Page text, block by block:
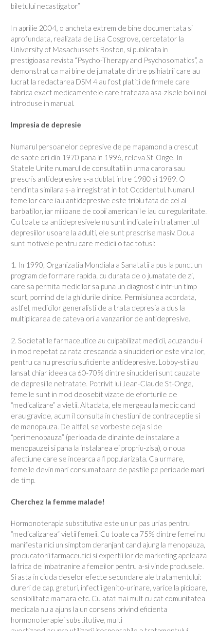
biletului necastigator”
In aprilie 2004, o ancheta extrem de bine documentata si
aprofundata, realizata de Lisa Cosgrove, cercetator la
University of Masachussets Boston, si publicata in
prestigioasa revista “Psycho-Therapy and Psychosomatics”, a
demonstrat ca mai bine de jumatate dintre psihiatrii care au
lucrat la redactarea DSM 4 au fost platiti de firmele care
fabrica exact medicamentele care trateaza asa-zisele boli noi
introduse in manual.
Impresia de depresie
Numarul persoanelor depresive de pe mapamond a crescut
de sapte ori din 1970 pana in 1996, releva St-Onge. In
Statele Unite numarul de consultatii in urma carora sau
prescris antidepresive s-a dublat intre 1980 si 1989. O
tendinta similara s-a inregistrat in tot Occidentul. Numarul
femeilor care iau antidepresive este triplu fata de cel al
barbatilor, iar milioane de copii americani le iau cu regularitate.
Cu toate ca antidepresivele nu sunt indicate in tratamentul
depresiilor usoare la adulti, ele sunt prescrise masiv. Doua
sunt motivele pentru care medicii o fac totusi:
1. In 1990, Organizatia Mondiala a Sanatatii a pus la punct un
program de formare rapida, cu durata de o jumatate de zi,
care sa permita medicilor sa puna un diagnostic intr-un timp
scurt, pornind de la ghidurile clinice. Permisiunea acordata,
astfel, medicilor generalisti de a trata depresia a dus la
multiplicarea de cateva ori a vanzarilor de antidepresive.
2. Societatile farmaceutice au culpabilizat medicii, acuzandu-i
in mod repetat ca rata crescanda a sinuciderilor este vina lor,
pentru ca nu prescriu suficiente antidepresive. Lobby-stii au
lansat chiar ideea ca 60-70% dintre sinucideri sunt cauzate
de depresiile netratate. Potrivit lui Jean-Claude St-Onge,
femeile sunt in mod deosebit vizate de eforturile de
“medicalizare” a vietii. Altadata, ele mergeau la medic cand
erau gravide, acum il consulta in chestiuni de contraceptie si
de menopauza. De altfel, se vorbeste deja si de
“perimenopauza” (perioada de dinainte de instalare a
menopauzei si pana la instalarea ei propriu-zisa), o noua
afectiune care se incearca a fi popularizata. Ca urmare,
femeile devin mari consumatoare de pastile pe perioade mari
de timp.
Cherchez la femme malade!
Hormonoterapia substitutiva este un un pas urias pentru
“medicalizarea” vietii femeii. Cu toate ca 75% dintre femei nu
manifesta nici un simptom deranjant cand ajung la menopauza,
producatorii farmaceutici si expertii lor de marketing apeleaza
la frica de imbatranire a femeilor pentru a-si vinde produsele.
Si asta in ciuda deselor efecte secundare ale tratamentului:
dureri de cap, greturi, infectii genito-urinare, varice la picioare,
sensibilitate mamara etc. Cu atat mai mult cu cat comunitatea
medicala nu a ajuns la un consens privind eficienta
hormonoterapiei substitutive, multi